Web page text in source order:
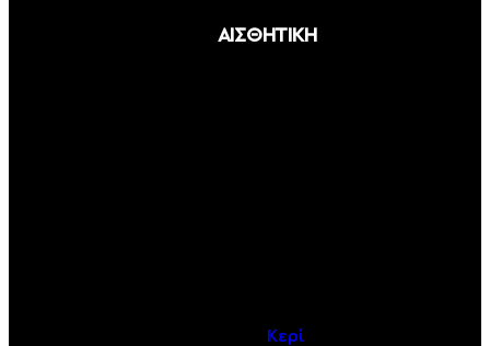
ΑΙΣΘΗΤΙΚΗ
Κερί